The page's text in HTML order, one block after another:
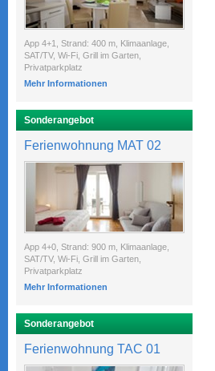
App 4+1, Strand: 400 m, Klimaanlage,
SAT/TV, Wi-Fi, Grill im Garten,
Privatparkplatz
Mehr Informationen
Sonderangebot
Ferienwohnung MAT 02
App 4+0, Strand: 900 m, Klimaanlage,
SAT/TV, Wi-Fi, Grill im Garten,
Privatparkplatz
Mehr Informationen
Sonderangebot
Ferienwohnung TAC 01